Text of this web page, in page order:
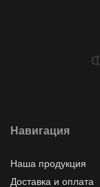
Навигация
Наша продукция
Доставка и оплата